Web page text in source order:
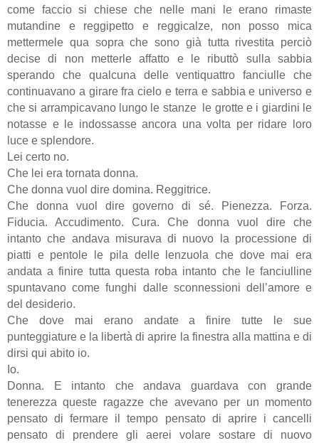
come faccio si chiese che nelle mani le erano rimaste
mutandine e reggipetto e reggicalze, non posso mica
mettermele qua sopra che sono già tutta rivestita perciò
decise di non metterle affatto e le ributtò sulla sabbia
sperando che qualcuna delle ventiquattro fanciulle che
continuavano a girare fra cielo e terra e sabbia e universo e
che si arrampicavano lungo le stanze le grotte e i giardini le
notasse e le indossasse ancora una volta per ridare loro
luce e splendore.
Lei certo no.
Che lei era tornata donna.
Che donna vuol dire domina. Reggitrice.
Che donna vuol dire governo di sé. Pienezza. Forza.
Fiducia. Accudimento. Cura. Che donna vuol dire che
intanto che andava misurava di nuovo la processione di
piatti e pentole le pila delle lenzuola che dove mai era
andata a finire tutta questa roba intanto che le fanciulline
spuntavano come funghi dalle sconnessioni dell’amore e
del desiderio.
Che dove mai erano andate a finire tutte le sue
punteggiature e la libertà di aprire la finestra alla mattina e di
dirsi qui abito io.
Io.
Donna. E intanto che andava guardava con grande
tenerezza queste ragazze che avevano per un momento
pensato di fermare il tempo pensato di aprire i cancelli
pensato di prendere gli aerei volare sostare di nuovo